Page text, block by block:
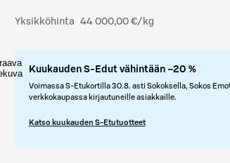
Yksikköhinta 44 000,00 €/kg
Kuukauden S-Edut vähintään –20 %
Voimassa S-Etukortilla 30.8. asti Sokoksella, Sokos
verkkokaupassa kirjautuneille asiakkaille.
Katso kuukauden S-Etutuotteet